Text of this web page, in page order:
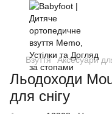
Взуття Аксесуари
Льодоходи
для снігу